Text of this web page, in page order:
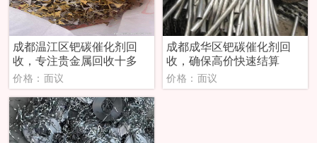
成都温江区钯碳催化剂回
收，专注贵金属回收十多
价格：面议
成都成华区钯碳催化剂回
收，确保高价快速结算
价格：面议